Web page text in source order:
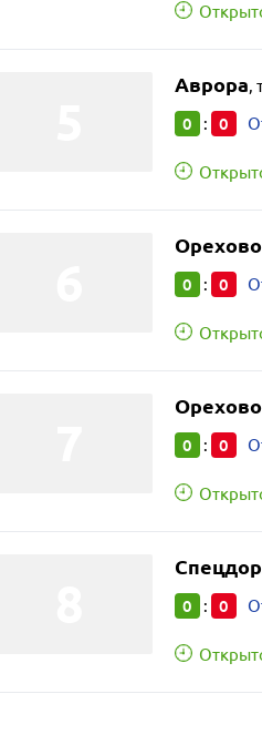
Аврора,
0 : 0
0 : 0
0 : 0
0 : 0